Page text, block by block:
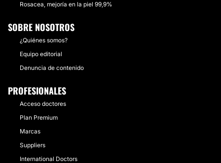
Rosacea, mejoría en la piel 99,9%
SOBRE NOSOTROS
¿Quiénes somos?
Equipo editorial
Denuncia de contenido
PROFESIONALES
Acceso doctores
Plan Premium
Marcas
Suppliers
International Doctors